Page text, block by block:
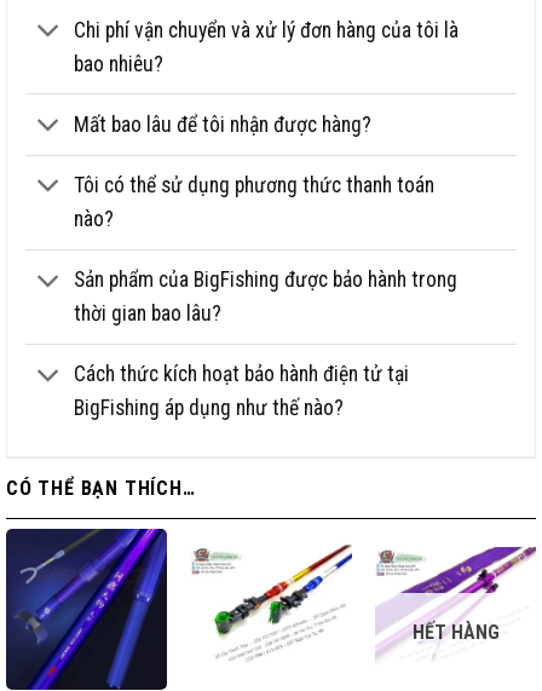
Chi phí vận chuyển và xử lý đơn hàng của tôi là
bao nhiêu?
Mất bao lâu để tôi nhận được hàng?
Tôi có thể sử dụng phương thức thanh toán
nào?
Sản phẩm của BigFishing được bảo hành trong
thời gian bao lâu?
Cách thức kích hoạt bảo hành điện tử tại
BigFishing áp dụng như thế nào?
CÓ THỂ BẠN THÍCH…
HẾT HÀNG